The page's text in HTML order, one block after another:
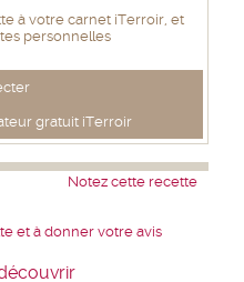
à votre carnet iTerroir, et
personnelles
gratuit iTerroir
Notez cette recette
et à donner votre avis